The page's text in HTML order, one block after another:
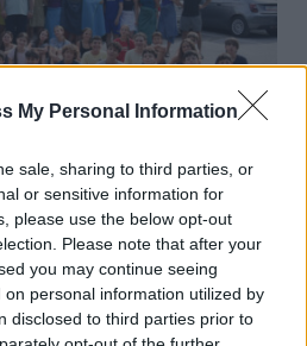
My Personal Information
sale, sharing to third parties, or
or sensitive information for
please use the below opt-out
Please note that after your
you may continue seeing
personal information utilized by
disclosed to third parties prior to
Μακάμπι Τελ Αβίβ επέλεξε
της